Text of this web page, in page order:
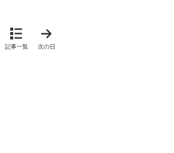
記事一覧 次の日